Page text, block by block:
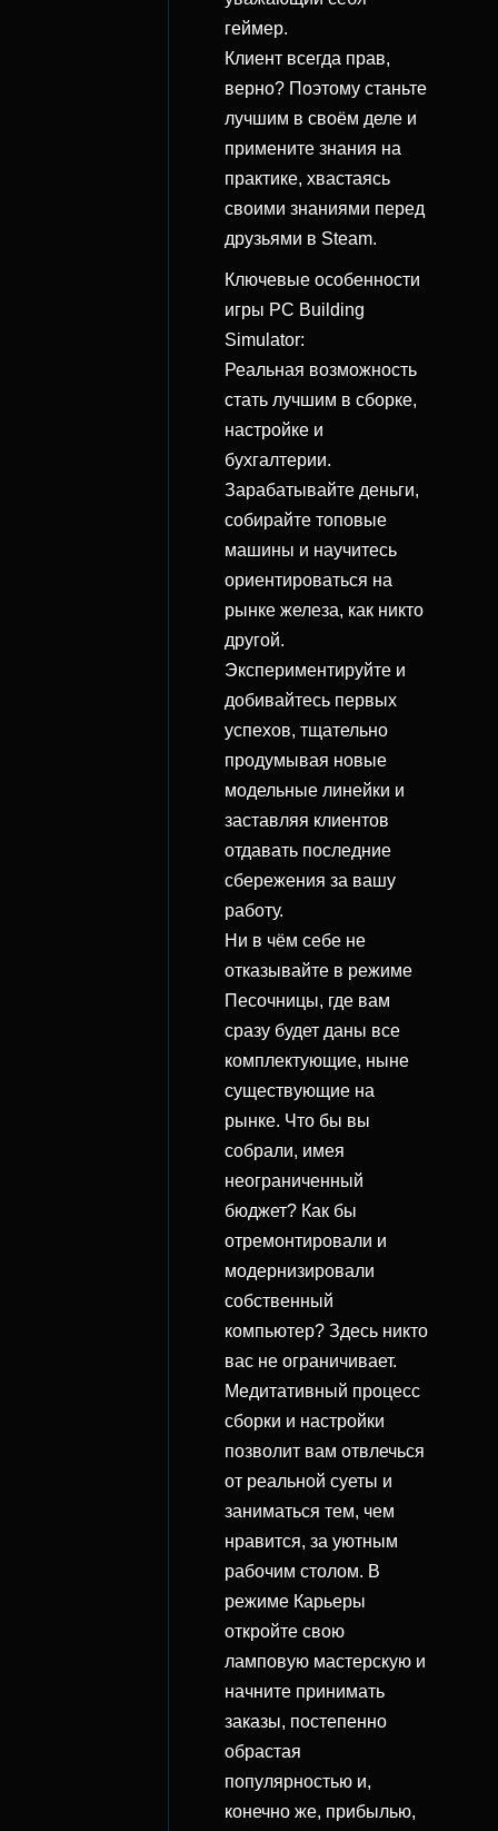
геймер.
Клиент всегда прав,
верно? Поэтому станьте
лучшим в своём деле и
примените знания на
практике, хвастаясь
своими знаниями перед
друзьями в Steam.
Ключевые особенности
игры PC Building
Simulator:
Реальная возможность
стать лучшим в сборке,
настройке и
бухгалтерии.
Зарабатывайте деньги,
собирайте топовые
машины и научитесь
ориентироваться на
рынке железа, как никто
другой.
Экспериментируйте и
добивайтесь первых
успехов, тщательно
продумывая новые
модельные линейки и
заставляя клиентов
отдавать последние
сбережения за вашу
работу.
Ни в чём себе не
отказывайте в режиме
Песочницы, где вам
сразу будет даны все
комплектующие, ныне
существующие на
рынке. Что бы вы
собрали, имея
неограниченный
бюджет? Как бы
отремонтировали и
модернизировали
собственный
компьютер? Здесь никто
вас не ограничивает.
Медитативный процесс
сборки и настройки
позволит вам отвлечься
от реальной суеты и
заниматься тем, чем
нравится, за уютным
рабочим столом. В
режиме Карьеры
откройте свою
ламповую мастерскую и
начните принимать
заказы, постепенно
обрастая
популярностью и,
конечно же, прибылью,